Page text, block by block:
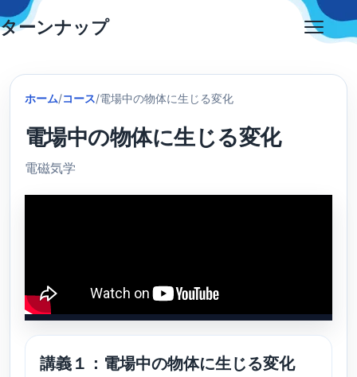
Skip
to
ターンナップ
ホーム/コース/電場中の物体に生じる変化
電場中の物体に生じる変化
電磁気学
講義１：電場中の物体に生じる変化